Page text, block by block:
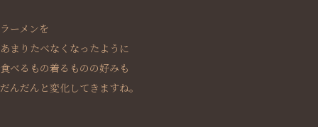
ラーメンを
あまりたべなくなったように
食べるもの着るものの好みも
だんだんと変化してきますね。